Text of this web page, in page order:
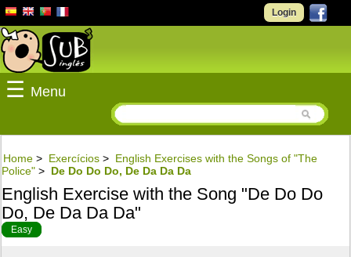
Login
☰ Menu
Home > Exercícios > English Exercises with the Songs of "The
Police" > De Do Do Do, De Da Da Da
English Exercise with the Song "De Do Do
Do, De Da Da Da"
Easy